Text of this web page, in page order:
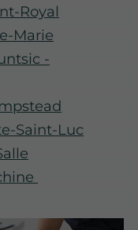
Royal
Marie
-
Saint-Luc